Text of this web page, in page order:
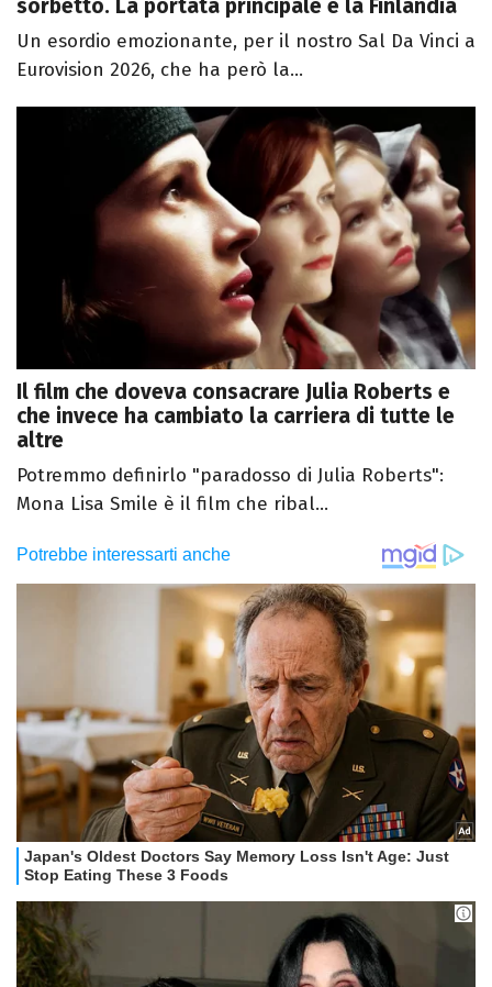
sorbetto. La portata principale è la Finlandia
Un esordio emozionante, per il nostro Sal Da Vinci a
Eurovision 2026, che ha però la...
Il film che doveva consacrare Julia Roberts e
che invece ha cambiato la carriera di tutte le
altre
Potremmo definirlo "paradosso di Julia Roberts":
Mona Lisa Smile è il film che ribal...